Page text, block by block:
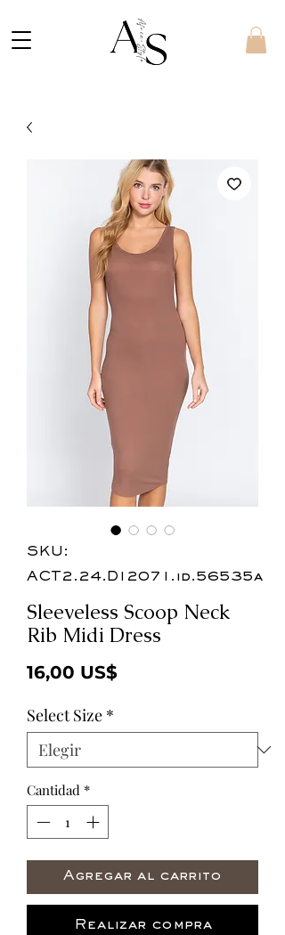
SKU:
ACT2.24.D12071.id.56535a
Sleeveless Scoop Neck
Rib Midi Dress
16,00 US$Precio
Select Size *
Cantidad *
Agregar al carrito
Realizar compra